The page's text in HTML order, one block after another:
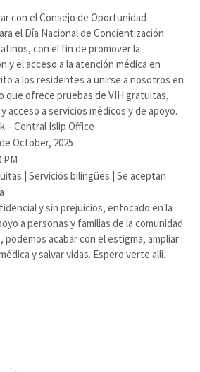
con el Consejo de Oportunidad
el Día Nacional de Concientización
con el fin de promover la
y el acceso a la atención médica en
a los residentes a unirse a nosotros en
ofrece pruebas de VIH gratuitas,
acceso a servicios médicos y de apoyo.
– Central Islip Office
October, 2025
PM
| Servicios bilingües | Se aceptan
y sin prejuicios, enfocado en la
a personas y familias de la comunidad
podemos acabar con el estigma, ampliar
y salvar vidas. Espero verte allí.